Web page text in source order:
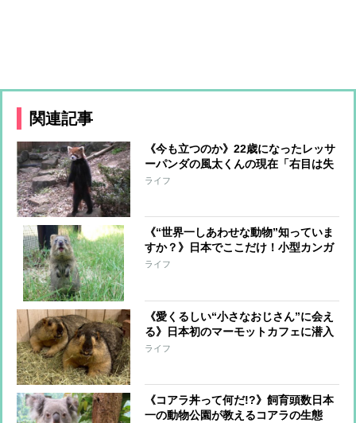
関連記事
《今も立つのか》22歳になったレッサ
ーパンダの風太くんの現在「右目は失
明」「繁殖を繰り返して」知られざる
ライフ
《“世界一しあわせな動物”知っていま
すか？》日本でここだけ！小型カンガ
ルー「クオッカ」に会える埼玉県こど
ライフ
《愛くるしい“小さなおじさん”に会え
る》日本初のマーモットカフェに潜入
「ずんぐりむちむち姿がたまらない癒
ライフ
《コアラ丼って何だ!?》飼育頭数日本
一の動物公園が教えるコアラの生態